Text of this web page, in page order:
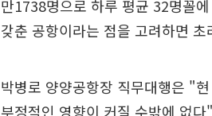
만1738명으로 하루 평균 32명꼴
갖춘 공항이라는 점을 고려하면 초
박병로 양양공항장 직무대행은 "
부정적인 영향이 커질 수밖에 없